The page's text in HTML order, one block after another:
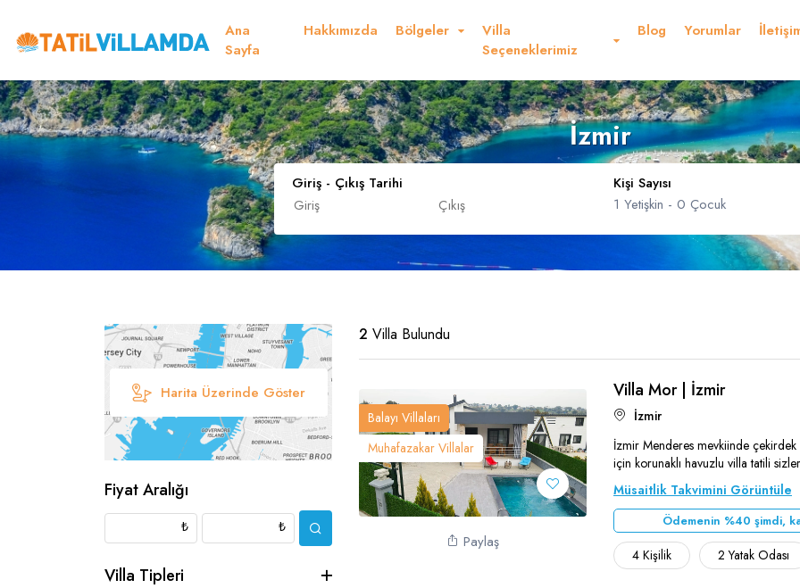
Ana
Sayfa
Hakkımızda Bölgeler
Villa
Seçeneklerimiz
Blog Yorumlar
İzmir
Giriş - Çıkış Tarihi
Kişi Sayısı
1 Yetişkin - 0 Çocuk
Çocuk
Harita Üzerinde Göster
Fiyat Aralığı
₺ ₺
Villa Tipleri
2 Villa Bulundu
Balayı Villaları
Muhafazakar Villalar
Paylaş
Teşekkür Ederiz
Villa Mor | İzmir
İzmir
İzmir Menderes mevkiinde
için korunaklı havuzlu villa tatili
Müsaitlik Takvimini Görüntüle
Ödemenin %40 şimdi,
4 Kişilik 2 Yatak Odası
Dil Seçiniz
Türkçe English French
Russian
Kur Seçiniz
Türk Lirası
- TL EUR- € USD- $ GBP- £
Favorilerim
Müsaitlik Takvimi
Müsaitlik Takvimi